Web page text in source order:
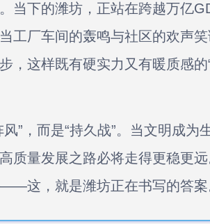
当下的潍坊，正站在跨越万亿
工厂车间的轰鸣与社区的欢声
，这样既有硬实力又有暖质感
，而是“持久战”。当文明成为
质量发展之路必将走得更稳更
这，就是潍坊正在书写的答案